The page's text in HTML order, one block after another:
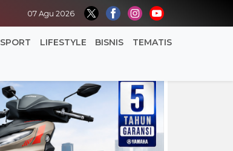
07 Agu 2026
SPORT LIFESTYLE BISNIS TEMATIS